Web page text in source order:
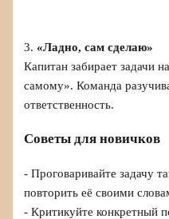
3.«Ладно, сам сделаю»
Капитан забирает задачи
самому». Команда
ответственность.
Советы для новичков
- Проговаривайте задачу
повторить её своими
- Критикуйте конкретный